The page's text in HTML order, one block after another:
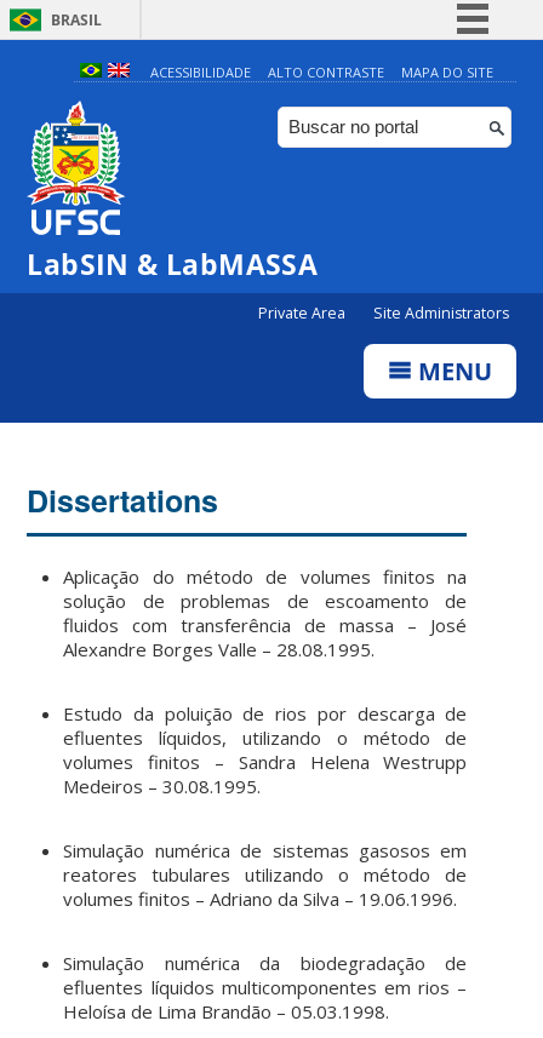
BRASIL
Simplifique!
Comunica BR
Participe
ACESSIBILIDADE ALTO CONTRASTE MAPA DO SITE
LabSIN & LabMASSA
Private Area Site Administrators
MENU
Dissertations
Aplicação do método de volumes finitos na
solução de problemas de escoamento de
fluidos com transferência de massa – José
Alexandre Borges Valle – 28.08.1995.
Estudo da poluição de rios por descarga de
efluentes líquidos, utilizando o método de
volumes finitos – Sandra Helena Westrupp
Medeiros – 30.08.1995.
Simulação numérica de sistemas gasosos em
reatores tubulares utilizando o método de
volumes finitos – Adriano da Silva – 19.06.1996.
Simulação numérica da biodegradação de
efluentes líquidos multicomponentes em rios –
Heloísa de Lima Brandão – 05.03.1998.